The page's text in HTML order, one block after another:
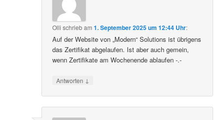
Olli schriebam1. September 2025 um 12:44 Uhr:
Auf der Website von „Modern“ Solutions ist übrigens
das Zertifikat abgelaufen. Ist aber auch gemein,
wenn Zertifikate am Wochenende ablaufen -.-
Antworten ↓